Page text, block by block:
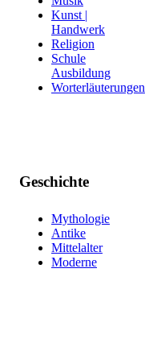
Kunst |
Handwerk
Religion
Schule
Ausbildung
Worterläuterungen
Geschichte
Mythologie
Antike
Mittelalter
Moderne